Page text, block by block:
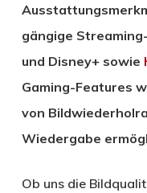
gängige
und Disney+ sowie
Gaming-Features
von
Wiedergabe
Ob uns die